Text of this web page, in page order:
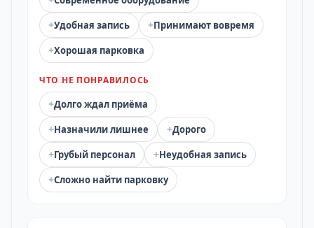
+Удобная запись +Принимают вовремя
+Хорошая парковка
ЧТО НЕ ПОНРАВИЛОСЬ
+Долго ждал приёма
+Назначили лишнее +Дорого
+Грубый персонал +Неудобная запись
+Сложно найти парковку